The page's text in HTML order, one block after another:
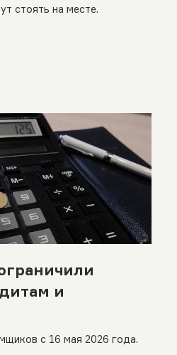
стоять на месте.
и
с 16 мая 2026 года.